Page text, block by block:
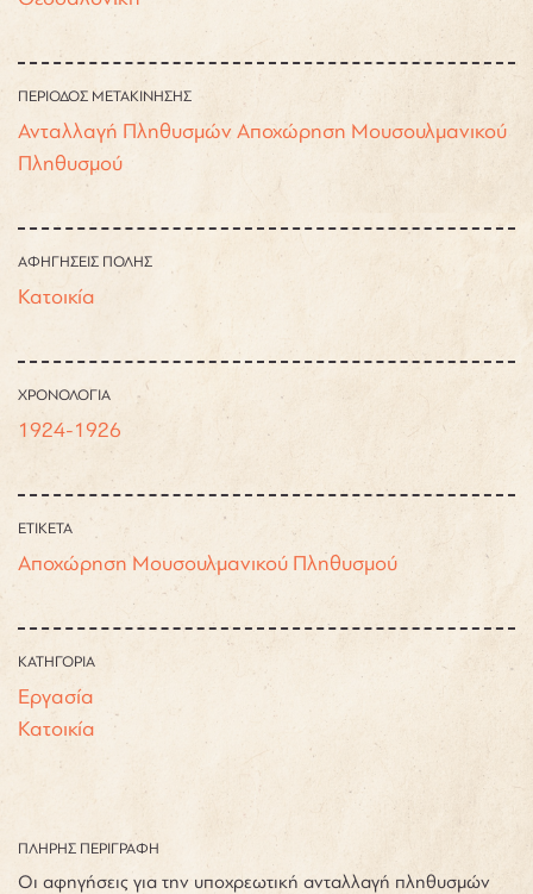
ΠΕΡΙΟΔΟΣ ΜΕΤΑΚΙΝΗΣΗΣ
Ανταλλαγή Πληθυσμών Αποχώρηση Μουσουλμανικού
Πληθυσμού
ΑΦΗΓΗΣΕΙΣ ΠΟΛΗΣ
Κατοικία
ΧΡΟΝΟΛΟΓΙΑ
1924-1926
ΕΤΙΚΕΤΑ
Αποχώρηση Μουσουλμανικού Πληθυσμού
ΚΑΤΗΓΟΡΙΑ
Εργασία
Κατοικία
ΠΛΗΡΗΣ ΠΕΡΙΓΡΑΦΗ
Οι αφηγήσεις για την υποχρεωτική ανταλλαγή πληθυσμών